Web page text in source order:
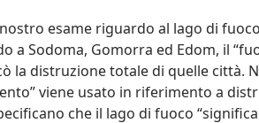
esame riguardo al lago di
a Sodoma, Gomorra ed Edom, il
la distruzione totale di quelle città.
viene usato in riferimento a
che il lago di fuoco